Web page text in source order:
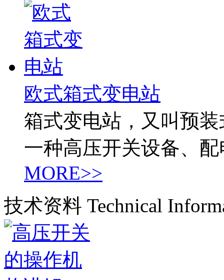
欧式箱式变电站
箱式变电站，又叫预
一种高压开关设备、
MORE>>
技术资料 Technical